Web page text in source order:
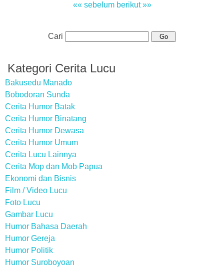
«« sebelum berikut »»
Cari
Kategori Cerita Lucu
Bakusedu Manado
Bobodoran Sunda
Cerita Humor Batak
Cerita Humor Binatang
Cerita Humor Dewasa
Cerita Humor Umum
Cerita Lucu Lainnya
Cerita Mop dan Mob Papua
Ekonomi dan Bisnis
Film / Video Lucu
Foto Lucu
Gambar Lucu
Humor Bahasa Daerah
Humor Gereja
Humor Politik
Humor Suroboyoan